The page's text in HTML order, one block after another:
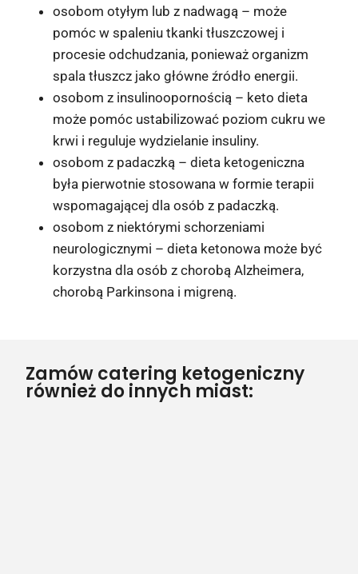
osobom otyłym lub z nadwagą – może
pomóc w spaleniu tkanki tłuszczowej i
procesie odchudzania, ponieważ organizm
spala tłuszcz jako główne źródło energii.
osobom z insulinoopornością – keto dieta
może pomóc ustabilizować poziom cukru we
krwi i reguluje wydzielanie insuliny.
osobom z padaczką – dieta ketogeniczna
była pierwotnie stosowana w formie terapii
wspomagającej dla osób z padaczką.
osobom z niektórymi schorzeniami
neurologicznymi – dieta ketonowa może być
korzystna dla osób z chorobą Alzheimera,
chorobą Parkinsona i migreną.
Zamów catering ketogeniczny
również do innych miast: